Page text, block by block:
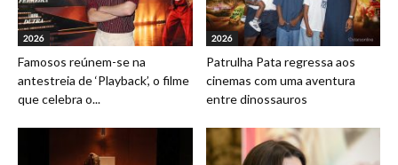
2026
Famosos reúnem-se na
antestreia de ‘Playback’, o filme
que celebra o...
2026
Patrulha Pata regressa aos
cinemas com uma aventura
entre dinossauros